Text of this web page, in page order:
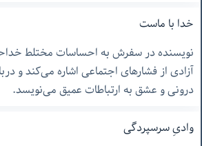
خدا با ماست
نویسنده در سفرش به احساسات مختلط
آزادی از فشارهای اجتماعی اشاره می‌کند و
درونی و عشق به ارتباطات عمیق می‌نویسد.
وادیِ سرسپردگی